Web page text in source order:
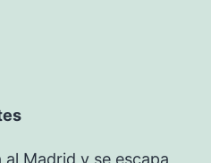
al Madrid y se escapa